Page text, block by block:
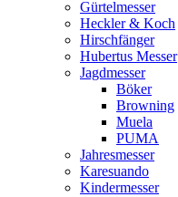
Gürtelmesser
Heckler & Koch
Hirschfänger
Hubertus Messer
Jagdmesser
Böker
Browning
Muela
PUMA
Jahresmesser
Karesuando
Kindermesser